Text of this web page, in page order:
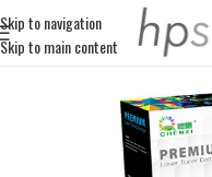
Skip to navigation
Skip to main content